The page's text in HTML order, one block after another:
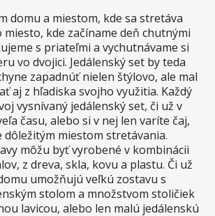
domu a miestom, kde sa stretáva
miesto, kde začíname deň chutnými
s priateľmi a vychutnávame si
vo dvojici. Jedálenský set by teda
zapadnúť nielen štýlovo, ale mal
aj z hľadiska svojho využitia. Každý
vysnívaný jedálenský set, či už v
času, alebo si v nej len varíte čaj,
dôležitým miestom stretávania.
môžu byť vyrobené v kombinácii
z dreva, skla, kovu a plastu. Či už
umožňujú veľkú zostavu s
stolom a množstvom stoličiek
lavicou, alebo len malú jedálenskú